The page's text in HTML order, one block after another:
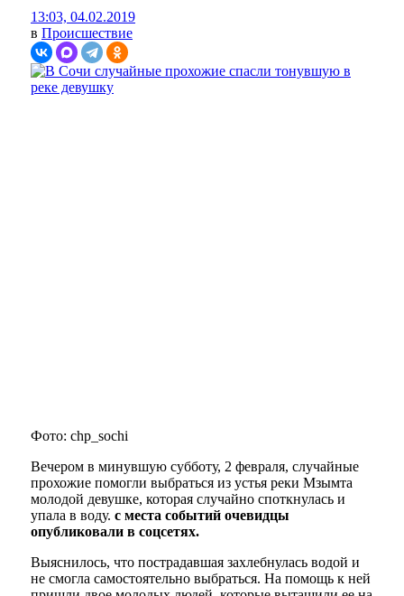
13:03, 04.02.2019
в Происшествие
Фото: chp_sochi
Вечером в минувшую субботу, 2 февраля, случайные
прохожие помогли выбраться из устья реки Мзымта
молодой девушке, которая случайно споткнулась и
упала в воду. с места событий очевидцы
опубликовали в соцсетях.
Выяснилось, что пострадавшая захлебнулась водой и
не смогла самостоятельно выбраться. На помощь к ней